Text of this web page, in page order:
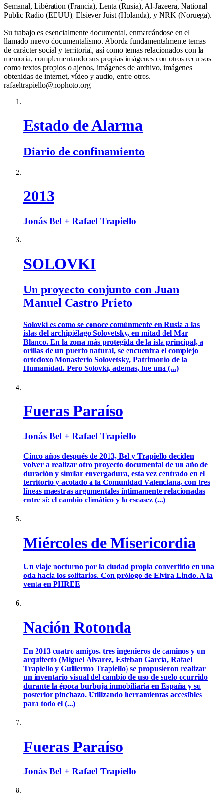
Semanal, Libération (Francia), Lenta (Rusia), Al-Jazeera, National
Public Radio (EEUU), Elsiever Juist (Holanda), y NRK (Noruega).
Su trabajo es esencialmente documental, enmarcándose en el
llamado nuevo documentalismo. Aborda fundamentalmente temas
de carácter social y territorial, así como temas relacionados con la
memoria, complementando sus propias imágenes con otros recursos
como textos propios o ajenos, imágenes de archivo, imágenes
obtenidas de internet, vídeo y audio, entre otros.
rafaeltrapiello@nophoto.org
Estado de Alarma
Diario de confinamiento
2013
Jonás Bel + Rafael Trapiello
SOLOVKI
Un proyecto conjunto con Juan
Manuel Castro Prieto
Solovki es como se conoce comúnmente en Rusia a las
islas del archipiélago Solovetsky, en mitad del Mar
Blanco. En la zona más protegida de la isla principal, a
orillas de un puerto natural, se encuentra el complejo
ortodoxo Monasterio Solovetsky, Patrimonio de la
Humanidad. Pero Solovki, además, fue una (...)
Fueras Paraíso
Jonás Bel + Rafael Trapiello
Cinco años después de 2013, Bel y Trapiello deciden
volver a realizar otro proyecto documental de un año de
duración y similar envergadura, esta vez centrado en el
territorio y acotado a la Comunidad Valenciana, con tres
líneas maestras argumentales íntimamente relacionadas
entre sí: el cambio climático y la escasez (...)
Miércoles de Misericordia
Un viaje nocturno por la ciudad propia convertido en una
oda hacia los solitarios. Con prólogo de Elvira Lindo. A la
venta en PHREE
Nación Rotonda
En 2013 cuatro amigos, tres ingenieros de caminos y un
arquitecto (Miguel Álvarez, Esteban García, Rafael
Trapiello y Guillermo Trapiello) se propusieron realizar
un inventario visual del cambio de uso de suelo ocurrido
durante la época burbuja inmobiliaria en España y su
posterior pinchazo. Utilizando herramientas accesibles
para todo el (...)
Fueras Paraíso
Jonás Bel + Rafael Trapiello